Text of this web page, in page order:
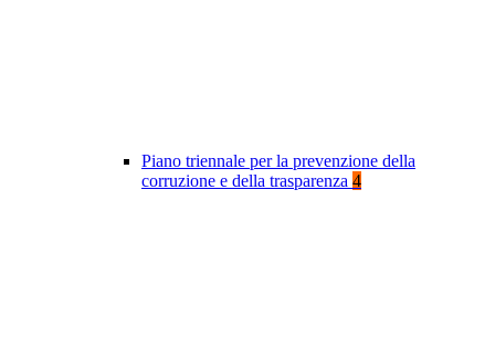
Piano triennale per la prevenzione della
corruzione e della trasparenza 4